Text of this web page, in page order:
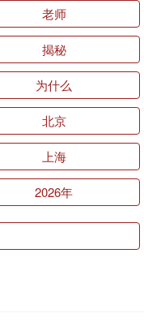
老师
揭秘
为什么
北京
上海
2026年